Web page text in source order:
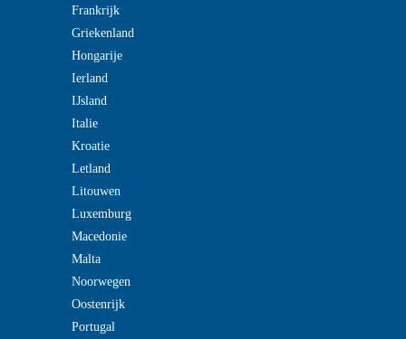
Frankrijk
Griekenland
Hongarije
Ierland
IJsland
Italie
Kroatie
Letland
Litouwen
Luxemburg
Macedonie
Malta
Noorwegen
Oostenrijk
Portugal